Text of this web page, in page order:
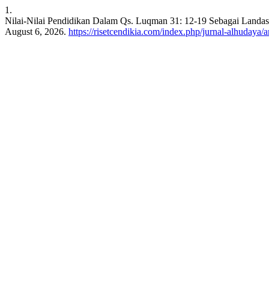
1.
Nilai-Nilai Pendidikan Dalam Qs. Luqman 31: 12-19 Sebagai
August 6, 2026. https://risetcendikia.com/index.php/jurnal-alhudaya/